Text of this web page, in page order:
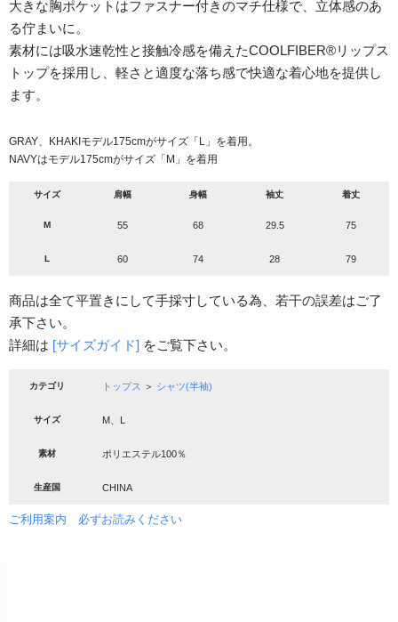
大きな胸ポケットはファスナー付きのマチ仕様で、立体感のあ
る佇まいに。
素材には吸水速乾性と接触冷感を備えたCOOLFIBER®リップス
トップを採用し、軽さと適度な落ち感で快適な着心地を提供し
ます。
GRAY、KHAKIモデル175cmがサイズ「L」を着用。
NAVYはモデル175cmがサイズ「M」を着用
サイズ 肩幅 身幅 袖丈 着丈
M 55 68 29.5 75
L 60 74 28 79
商品は全て平置きにして手採寸している為、若干の誤差はご了
承下さい。
詳細は [サイズガイド] をご覧下さい。
カテゴリ トップス ＞ シャツ(半袖)
サイズ M、L
素材 ポリエステル100％
生産国 CHINA
ご利用案内 必ずお読みください